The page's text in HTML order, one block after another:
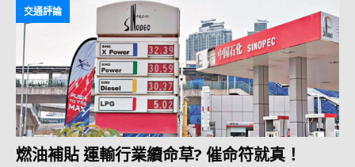
交通評論
燃油補貼 運輸行業續命草? 催命符就真！